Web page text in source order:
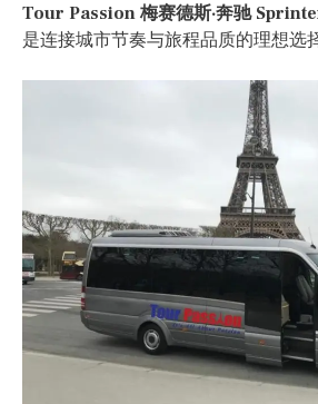
Tour Passion 梅赛德斯·奔驰
是连接城市节奏与旅程品质的理想选择